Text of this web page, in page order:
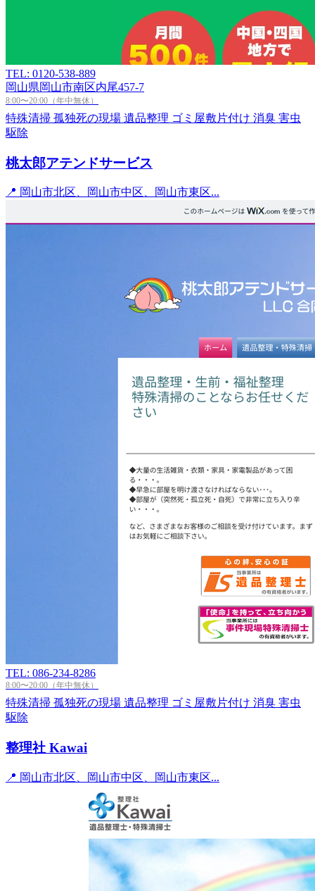
TEL: 0120-538-889
岡山県岡山市南区内尾457-7
8:00〜20:00（年中無休）
特殊清掃 孤独死の現場 遺品整理 ゴミ屋敷片付け 消臭 害虫
駆除
桃太郎アテンドサービス
📍 岡山市北区、岡山市中区、岡山市東区...
TEL: 086-234-8286
8:00〜20:00（年中無休）
特殊清掃 孤独死の現場 遺品整理 ゴミ屋敷片付け 消臭 害虫
駆除
整理社 Kawai
📍 岡山市北区、岡山市中区、岡山市東区...